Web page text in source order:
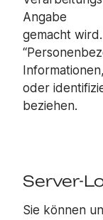
Angabe
gemacht wird.
oder
beziehen.
Server-
Sie können